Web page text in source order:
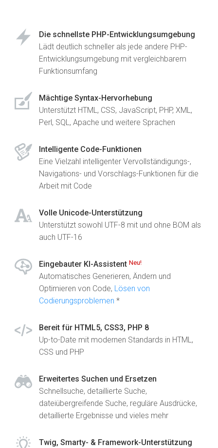
Die schnellste PHP-Entwicklungsumgebung
Lädt deutlich schneller als jede andere PHP-
Entwicklungsumgebung mit vergleichbarem
Funktionsumfang
Mächtige Syntax-Hervorhebung
Unterstützt HTML, CSS, JavaScript, PHP, XML,
Perl, SQL, Apache und weitere Sprachen
Intelligente Code-Funktionen
Eine Vielzahl intelligenter Vervollständigungs-,
Navigations- und Vorschlags-Funktionen für die
Arbeit mit Code
Volle Unicode-Unterstützung
Unterstützt sowohl UTF-8 mit und ohne BOM als
auch UTF-16
Eingebauter KI-Assistent Neu!
Automatisches Generieren, Ändern und
Optimieren von Code, Lösen von
Codierungsproblemen *
Bereit für HTML5, CSS3, PHP 8
Up-to-Date mit modernen Standards in HTML,
CSS und PHP
Erweitertes Suchen und Ersetzen
Schnellsuche, detaillierte Suche,
dateiübergreifende Suche, reguläre Ausdrücke,
detaillierte Ergebnisse und vieles mehr
Twig, Smarty- & Framework-Unterstützung